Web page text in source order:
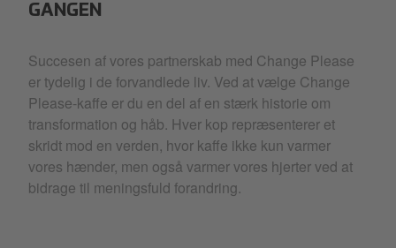
GANGEN
Succesen af vores partnerskab med Change Please
er tydelig i de forvandlede liv. Ved at vælge Change
Please-kaffe er du en del af en stærk historie om
transformation og håb. Hver kop repræsenterer et
skridt mod en verden, hvor kaffe ikke kun varmer
vores hænder, men også varmer vores hjerter ved at
bidrage til meningsfuld forandring.